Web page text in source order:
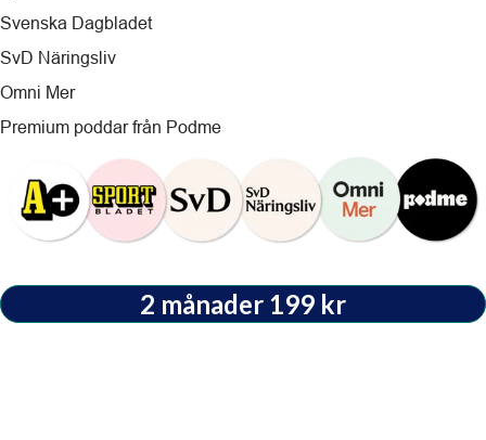
Svenska Dagbladet
SvD Näringsliv
Omni Mer
Premium poddar från Podme
2 månader 199 kr